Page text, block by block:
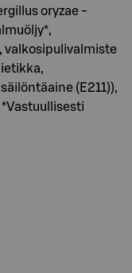
oryzae -
valkosipulivalmiste
(E211)),